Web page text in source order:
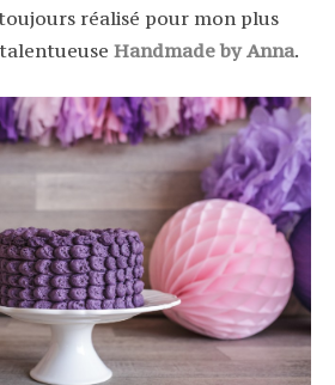
réalisé pour mon plus
Handmade by Anna.